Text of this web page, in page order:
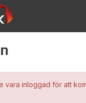
vara inloggad för att